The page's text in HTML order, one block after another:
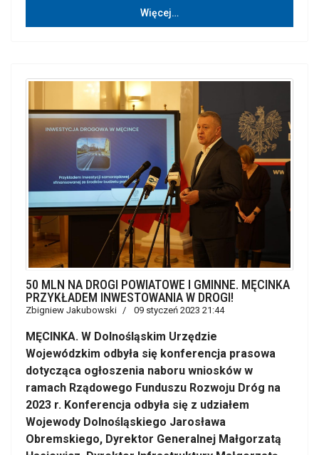
Więcej…
50 MLN NA DROGI POWIATOWE I GMINNE. MĘCINKA
PRZYKŁADEM INWESTOWANIA W DROGI!
Zbigniew Jakubowski 09 styczeń 2023 21:44
MĘCINKA. W Dolnośląskim Urzędzie
Wojewódzkim odbyła się konferencja prasowa
dotycząca ogłoszenia naboru wniosków w
ramach Rządowego Funduszu Rozwoju Dróg na
2023 r. Konferencja odbyła się z udziałem
Wojewody Dolnośląskiego Jarosława
Obremskiego, Dyrektor Generalnej Małgorzatą